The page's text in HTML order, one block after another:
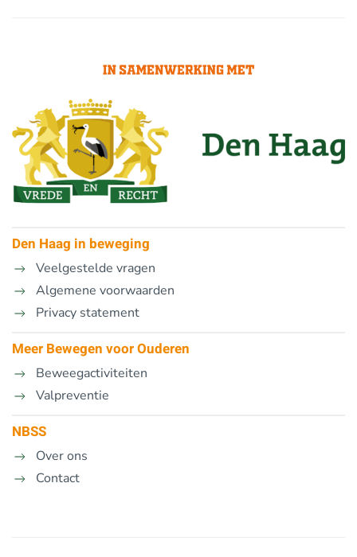
Den Haag in beweging
Veelgestelde vragen
Algemene voorwaarden
Privacy statement
Meer Bewegen voor Ouderen
Beweegactiviteiten
Valpreventie
NBSS
Over ons
Contact